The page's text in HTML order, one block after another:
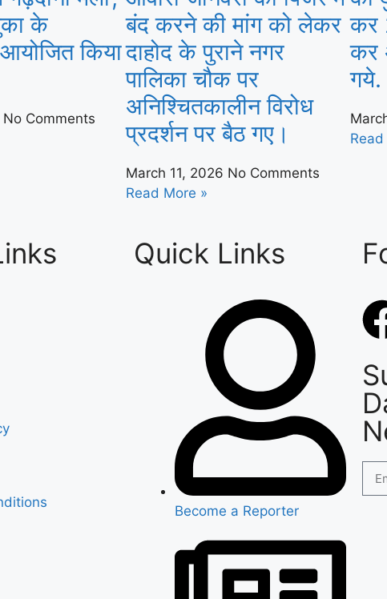
के
किया
No Comments
बंद करने की मांग को लेकर
दाहोद के पुराने नगर
पालिका चौक पर
अनिश्चितकालीन विरोध
प्रदर्शन पर बैठ गए।
March 11, 2026 No Comments
Read More »
कर
कर
गये.
Quick Links
Become a Reporter